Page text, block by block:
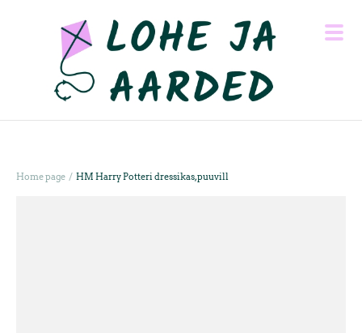
Home page / HM Harry Potteri dressikas, puuvill